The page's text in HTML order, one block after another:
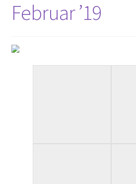
Februar ’19